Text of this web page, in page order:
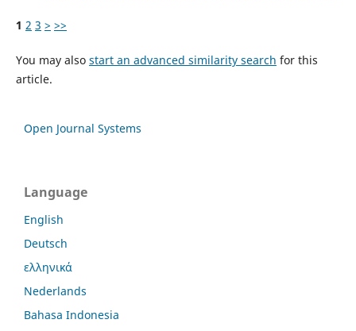
1 2 3 > >>
You may also start an advanced similarity search for this
article.
Open Journal Systems
Language
English
Deutsch
ελληνικά
Nederlands
Bahasa Indonesia